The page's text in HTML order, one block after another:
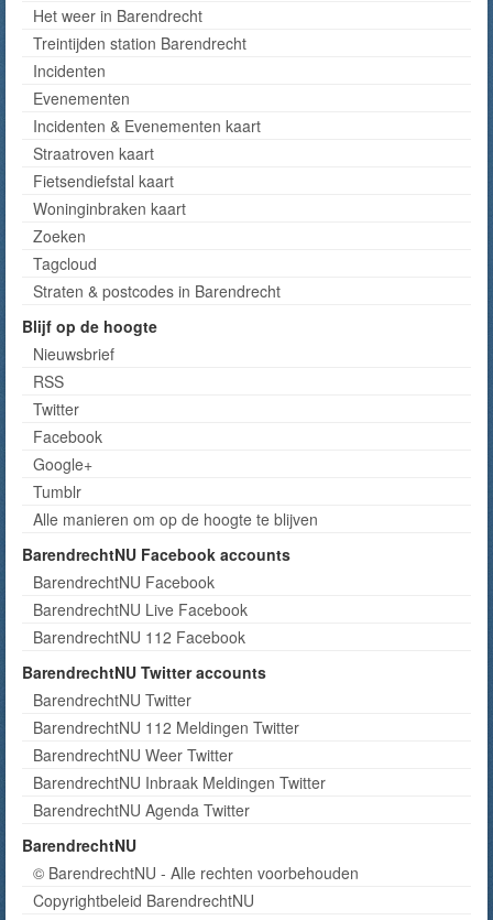
Het weer in Barendrecht
Treintijden station Barendrecht
Incidenten
Evenementen
Incidenten & Evenementen kaart
Straatroven kaart
Fietsendiefstal kaart
Woninginbraken kaart
Zoeken
Tagcloud
Straten & postcodes in Barendrecht
Blijf op de hoogte
Nieuwsbrief
RSS
Twitter
Facebook
Google+
Tumblr
Alle manieren om op de hoogte te blijven
BarendrechtNU Facebook accounts
BarendrechtNU Facebook
BarendrechtNU Live Facebook
BarendrechtNU 112 Facebook
BarendrechtNU Twitter accounts
BarendrechtNU Twitter
BarendrechtNU 112 Meldingen Twitter
BarendrechtNU Weer Twitter
BarendrechtNU Inbraak Meldingen Twitter
BarendrechtNU Agenda Twitter
BarendrechtNU
© BarendrechtNU - Alle rechten voorbehouden
Copyrightbeleid BarendrechtNU